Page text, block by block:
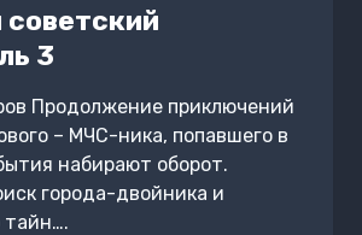
3
Продолжение приключений
– МЧС-ника, попавшего в
набирают оборот.
города-двойника и
тайн….